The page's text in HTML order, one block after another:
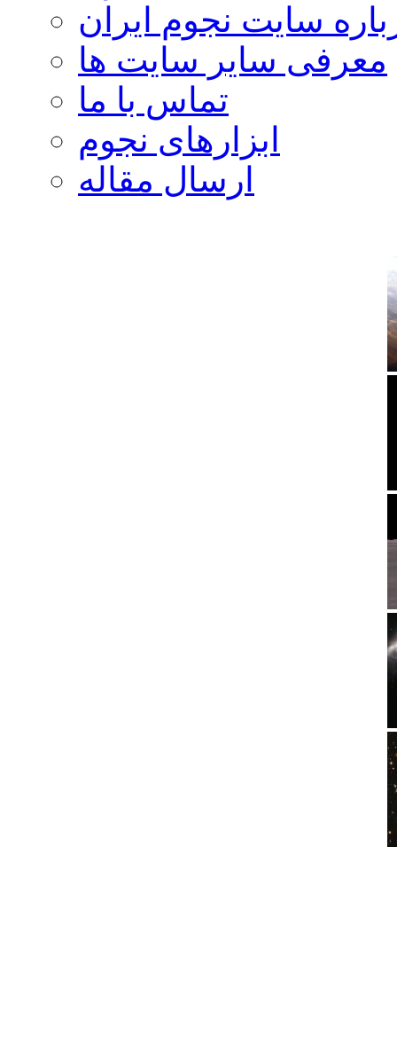
سایت نجوم ایران
معرفی سایر سایت ها
تماس با ما
ابزارهای نجوم
ارسال مقاله